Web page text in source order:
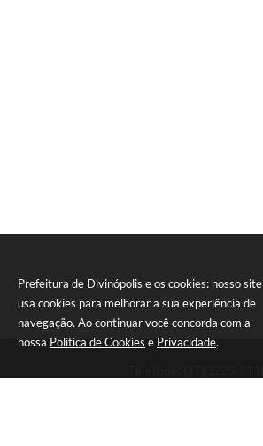
Prefeitura de Divinópolis e os cookies: nosso site
usa cookies para melhorar a sua experiência de
navegação. Ao continuar você concorda com a
nossa Política de Cookies e Privacidade.